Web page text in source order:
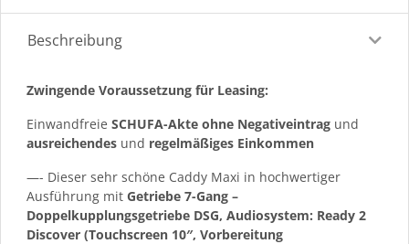
Beschreibung
Zwingende Voraussetzung für Leasing:
Einwandfreie SCHUFA-Akte ohne Negativeintrag und
ausreichendes und regelmäßiges Einkommen
—- Dieser sehr schöne Caddy Maxi in hochwertiger
Ausführung mit Getriebe 7-Gang –
Doppelkupplungsgetriebe DSG, Audiosystem: Ready 2
Discover (Touchscreen 10″, Vorbereitung